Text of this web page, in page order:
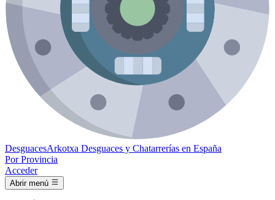
DesguacesArkotxa Desguaces y Chatarrerías en España
Por Provincia
Acceder
Abrir menú